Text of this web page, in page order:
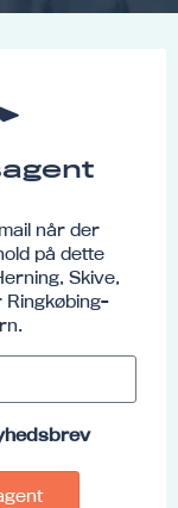
når der
på dette
Skive,
Ringkøbing-